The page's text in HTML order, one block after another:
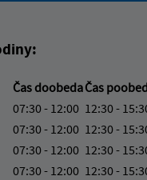
Čas doobedaČas
07:30 - 12:00 12:30 -
07:30 - 12:00 12:30 -
07:30 - 12:00 12:30 -
07:30 - 12:00 12:30 -